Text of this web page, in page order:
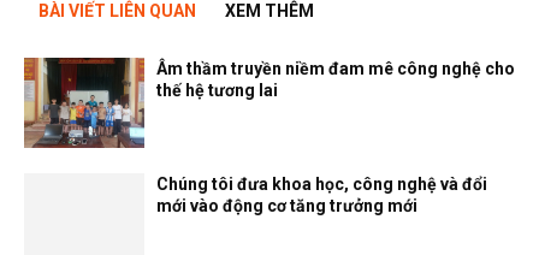
BÀI VIẾT LIÊN QUAN XEM THÊM
Âm thầm truyền niềm đam mê công nghệ cho
thế hệ tương lai
Chúng tôi đưa khoa học, công nghệ và đổi
mới vào động cơ tăng trưởng mới